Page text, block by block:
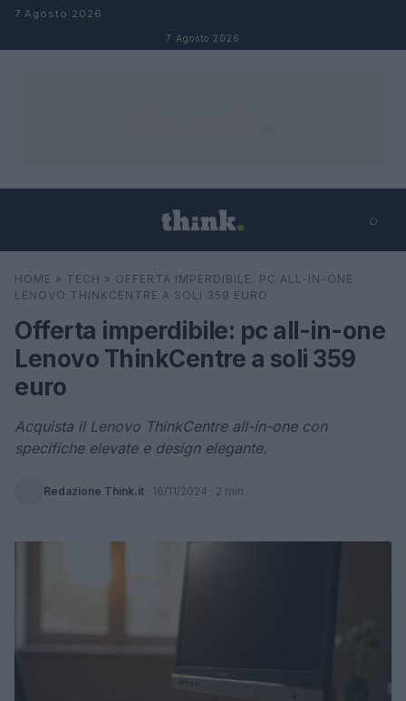
Salta al contenuto
7 Agosto 2026
7 Agosto 2026
⌕
Cerca ⌕
HOME » TECH » OFFERTA IMPERDIBILE: PC ALL-IN-ONE
LENOVO THINKCENTRE A SOLI 359 EURO
Offerta imperdibile: pc all-in-one
Lenovo ThinkCentre a soli 359
euro
Acquista il Lenovo ThinkCentre all-in-one con
specifiche elevate e design elegante.
Redazione Think.it · 16/11/2024 · 2 min